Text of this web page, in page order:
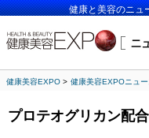
健康と美容のニュ
健康美容EXPO 健康美容EXPOニュー
プロテオグリカン配